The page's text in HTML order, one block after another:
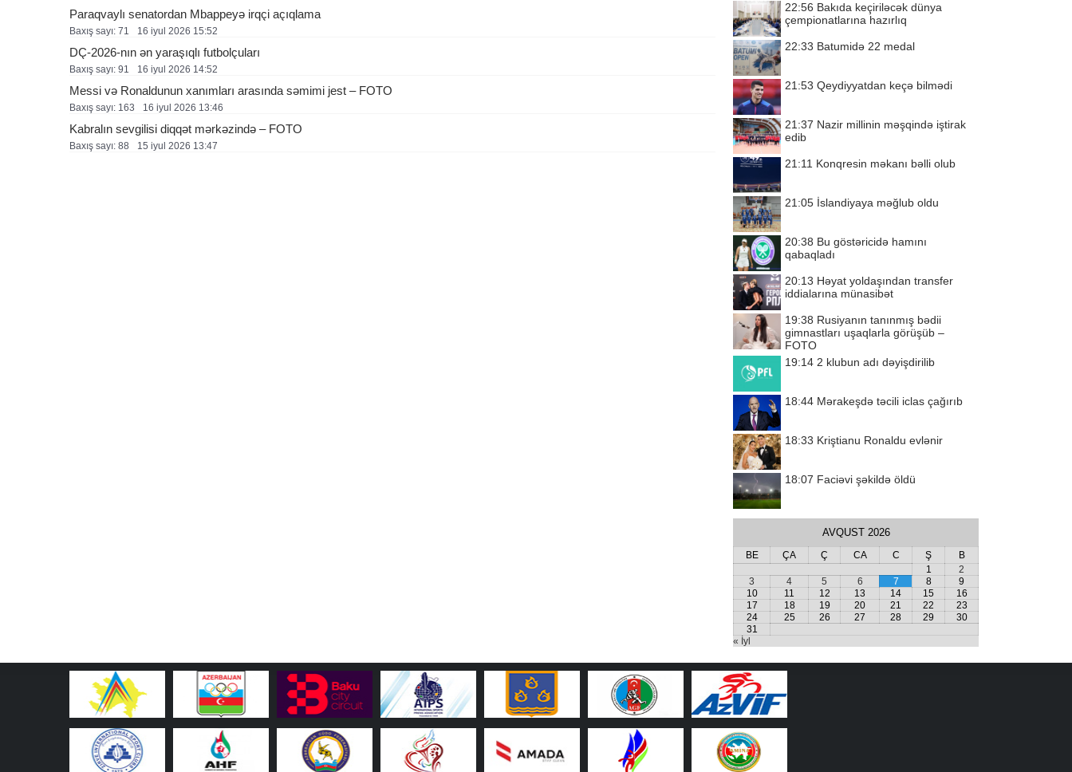
Paraqvaylı senatordan Mbappeyə irqçi açıqlama
Baxış sayı: 71 16 i̇yul 2026 15:52
DÇ-2026-nın ən yaraşıqlı futbolçuları
Baxış sayı: 91 16 i̇yul 2026 14:52
Messi və Ronaldunun xanımları arasında səmimi jest – FOTO
Baxış sayı: 163 16 i̇yul 2026 13:46
Kabralın sevgilisi diqqət mərkəzində – FOTO
Baxış sayı: 88 15 i̇yul 2026 13:47
22:56 Bakıda keçiriləcək dünya
çempionatlarına hazırlıq
22:33 Batumidə 22 medal
21:53 Qeydiyyatdan keçə bilmədi
21:37 Nazir millinin məşqində iştirak
edib
21:11 Konqresin məkanı bəlli olub
21:05 İslandiyaya məğlub oldu
20:38 Bu göstəricidə hamını
qabaqladı
20:13 Həyat yoldaşından transfer
iddialarına münasibət
19:38 Rusiyanın tanınmış bədii
gimnastları uşaqlarla görüşüb –
FOTO
19:14 2 klubun adı dəyişdirilib
18:44 Mərakeşdə təcili iclas çağırıb
18:33 Kriştianu Ronaldu evlənir
18:07 Faciəvi şəkildə öldü
AVQUST 2026
BE ÇA Ç CA C Ş
B
1
2
3
4 5 6 7 8
9
10
11 12 13 14 15
16
17
18 19 20 21 22
23
24
25 26 27 28 29
30
31
« İyl